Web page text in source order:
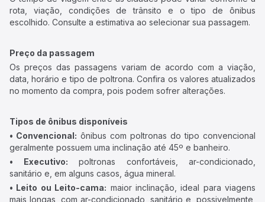
rota, viação, condições de trânsito e o tipo de ônibus
escolhido. Consulte a estimativa ao selecionar sua passagem.
Preço da passagem
Os preços das passagens variam de acordo com a viação,
data, horário e tipo de poltrona. Confira os valores atualizados
no momento da compra, pois podem sofrer alterações.
Tipos de ônibus disponíveis
• Convencional: ônibus com poltronas do tipo convencional
geralmente possuem uma inclinação até 45º e banheiro.
• Executivo: poltronas confortáveis, ar-condicionado,
sanitário e, em alguns casos, água mineral.
• Leito ou Leito-cama: maior inclinação, ideal para viagens
mais longas, com ar-condicionado, sanitário e, possivelmente,